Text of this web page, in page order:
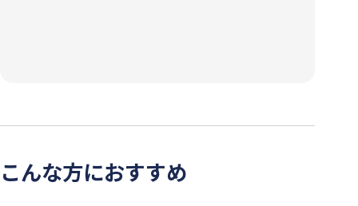
こんな方におすすめ